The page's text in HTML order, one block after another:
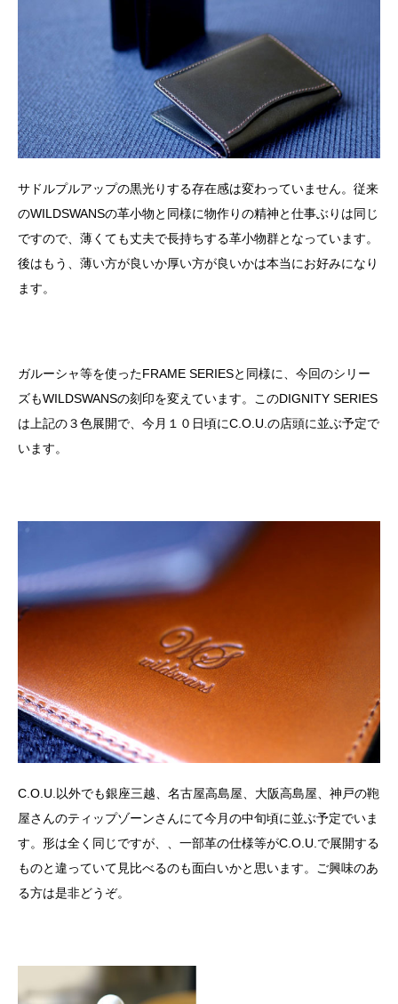
サドルプルアップの黒光りする存在感は変わっていません。従来
のWILDSWANSの革小物と同様に物作りの精神と仕事ぶりは同じ
ですので、薄くても丈夫で長持ちする革小物群となっています。
後はもう、薄い方が良いか厚い方が良いかは本当にお好みになり
ます。
ガルーシャ等を使ったFRAME SERIESと同様に、今回のシリー
ズもWILDSWANSの刻印を変えています。このDIGNITY SERIES
は上記の３色展開で、今月１０日頃にC.O.U.の店頭に並ぶ予定で
います。
C.O.U.以外でも銀座三越、名古屋高島屋、大阪高島屋、神戸の鞄
屋さんのティップゾーンさんにて今月の中旬頃に並ぶ予定でいま
す。形は全く同じですが、、一部革の仕様等がC.O.U.で展開する
ものと違っていて見比べるのも面白いかと思います。ご興味のあ
る方は是非どうぞ。